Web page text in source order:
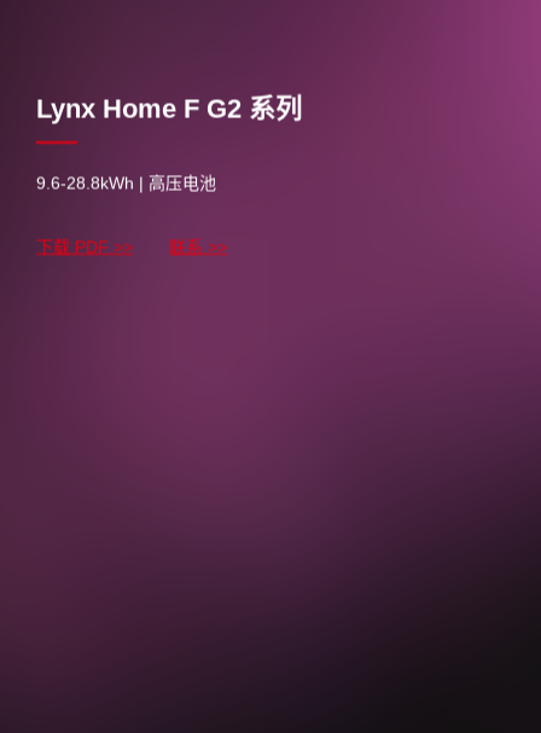
Lynx Home F G2 系列
9.6-28.8kWh | 高压电池
下载 PDF >> 联系 >>